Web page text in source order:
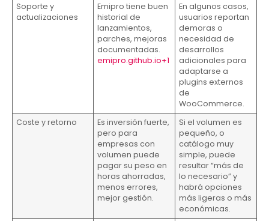
Soporte y
actualizaciones
Emipro tiene buen
historial de
lanzamientos,
parches, mejoras
documentadas.
emipro.github.io+1
En algunos casos,
usuarios reportan
demoras o
necesidad de
desarrollos
adicionales para
adaptarse a
plugins externos
de
WooCommerce.
Coste y retorno
Es inversión fuerte,
pero para
empresas con
volumen puede
pagar su peso en
horas ahorradas,
menos errores,
mejor gestión.
Si el volumen es
pequeño, o
catálogo muy
simple, puede
resultar “más de
lo necesario” y
habrá opciones
más ligeras o más
económicas.